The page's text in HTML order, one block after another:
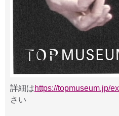
詳細はhttps://topmuseum.jp/
さい